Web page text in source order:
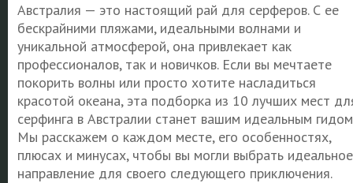
Австралия — это настоящий рай для серферов. С ее
бескрайними пляжами, идеальными волнами и
уникальной атмосферой, она привлекает как
профессионалов, так и новичков. Если вы мечтаете
покорить волны или просто хотите насладиться
красотой океана, эта подборка из 10 лучших мест
серфинга в Австралии станет вашим идеальным
Мы расскажем о каждом месте, его особенностях,
плюсах и минусах, чтобы вы могли выбрать идеальное
направление для своего следующего приключения.